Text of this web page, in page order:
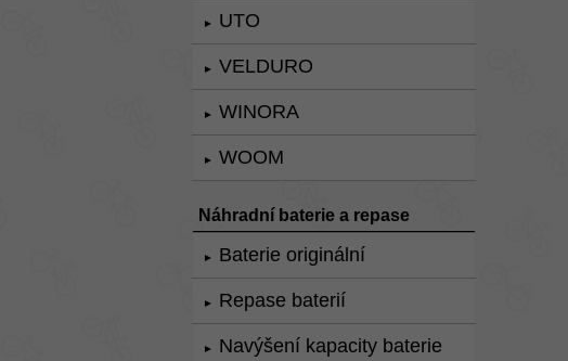
► UTO
► VELDURO
► WINORA
► WOOM
Náhradní baterie a repase
► Baterie originální
► Repase baterií
► Navýšení kapacity baterie